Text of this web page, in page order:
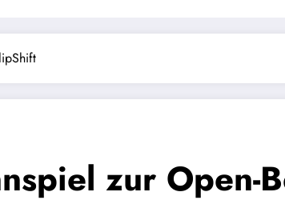
zur Open-